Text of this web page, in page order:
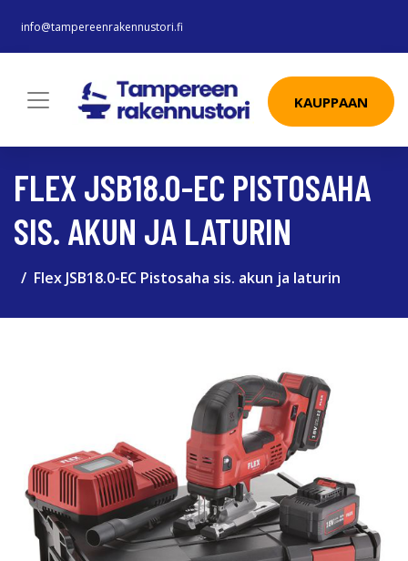
info@tampereenrakennustori.fi
KAUPPAAN
FLEX JSB18.0-EC PISTOSAHA
SIS. AKUN JA LATURIN
Flex JSB18.0-EC Pistosaha sis. akun ja laturin